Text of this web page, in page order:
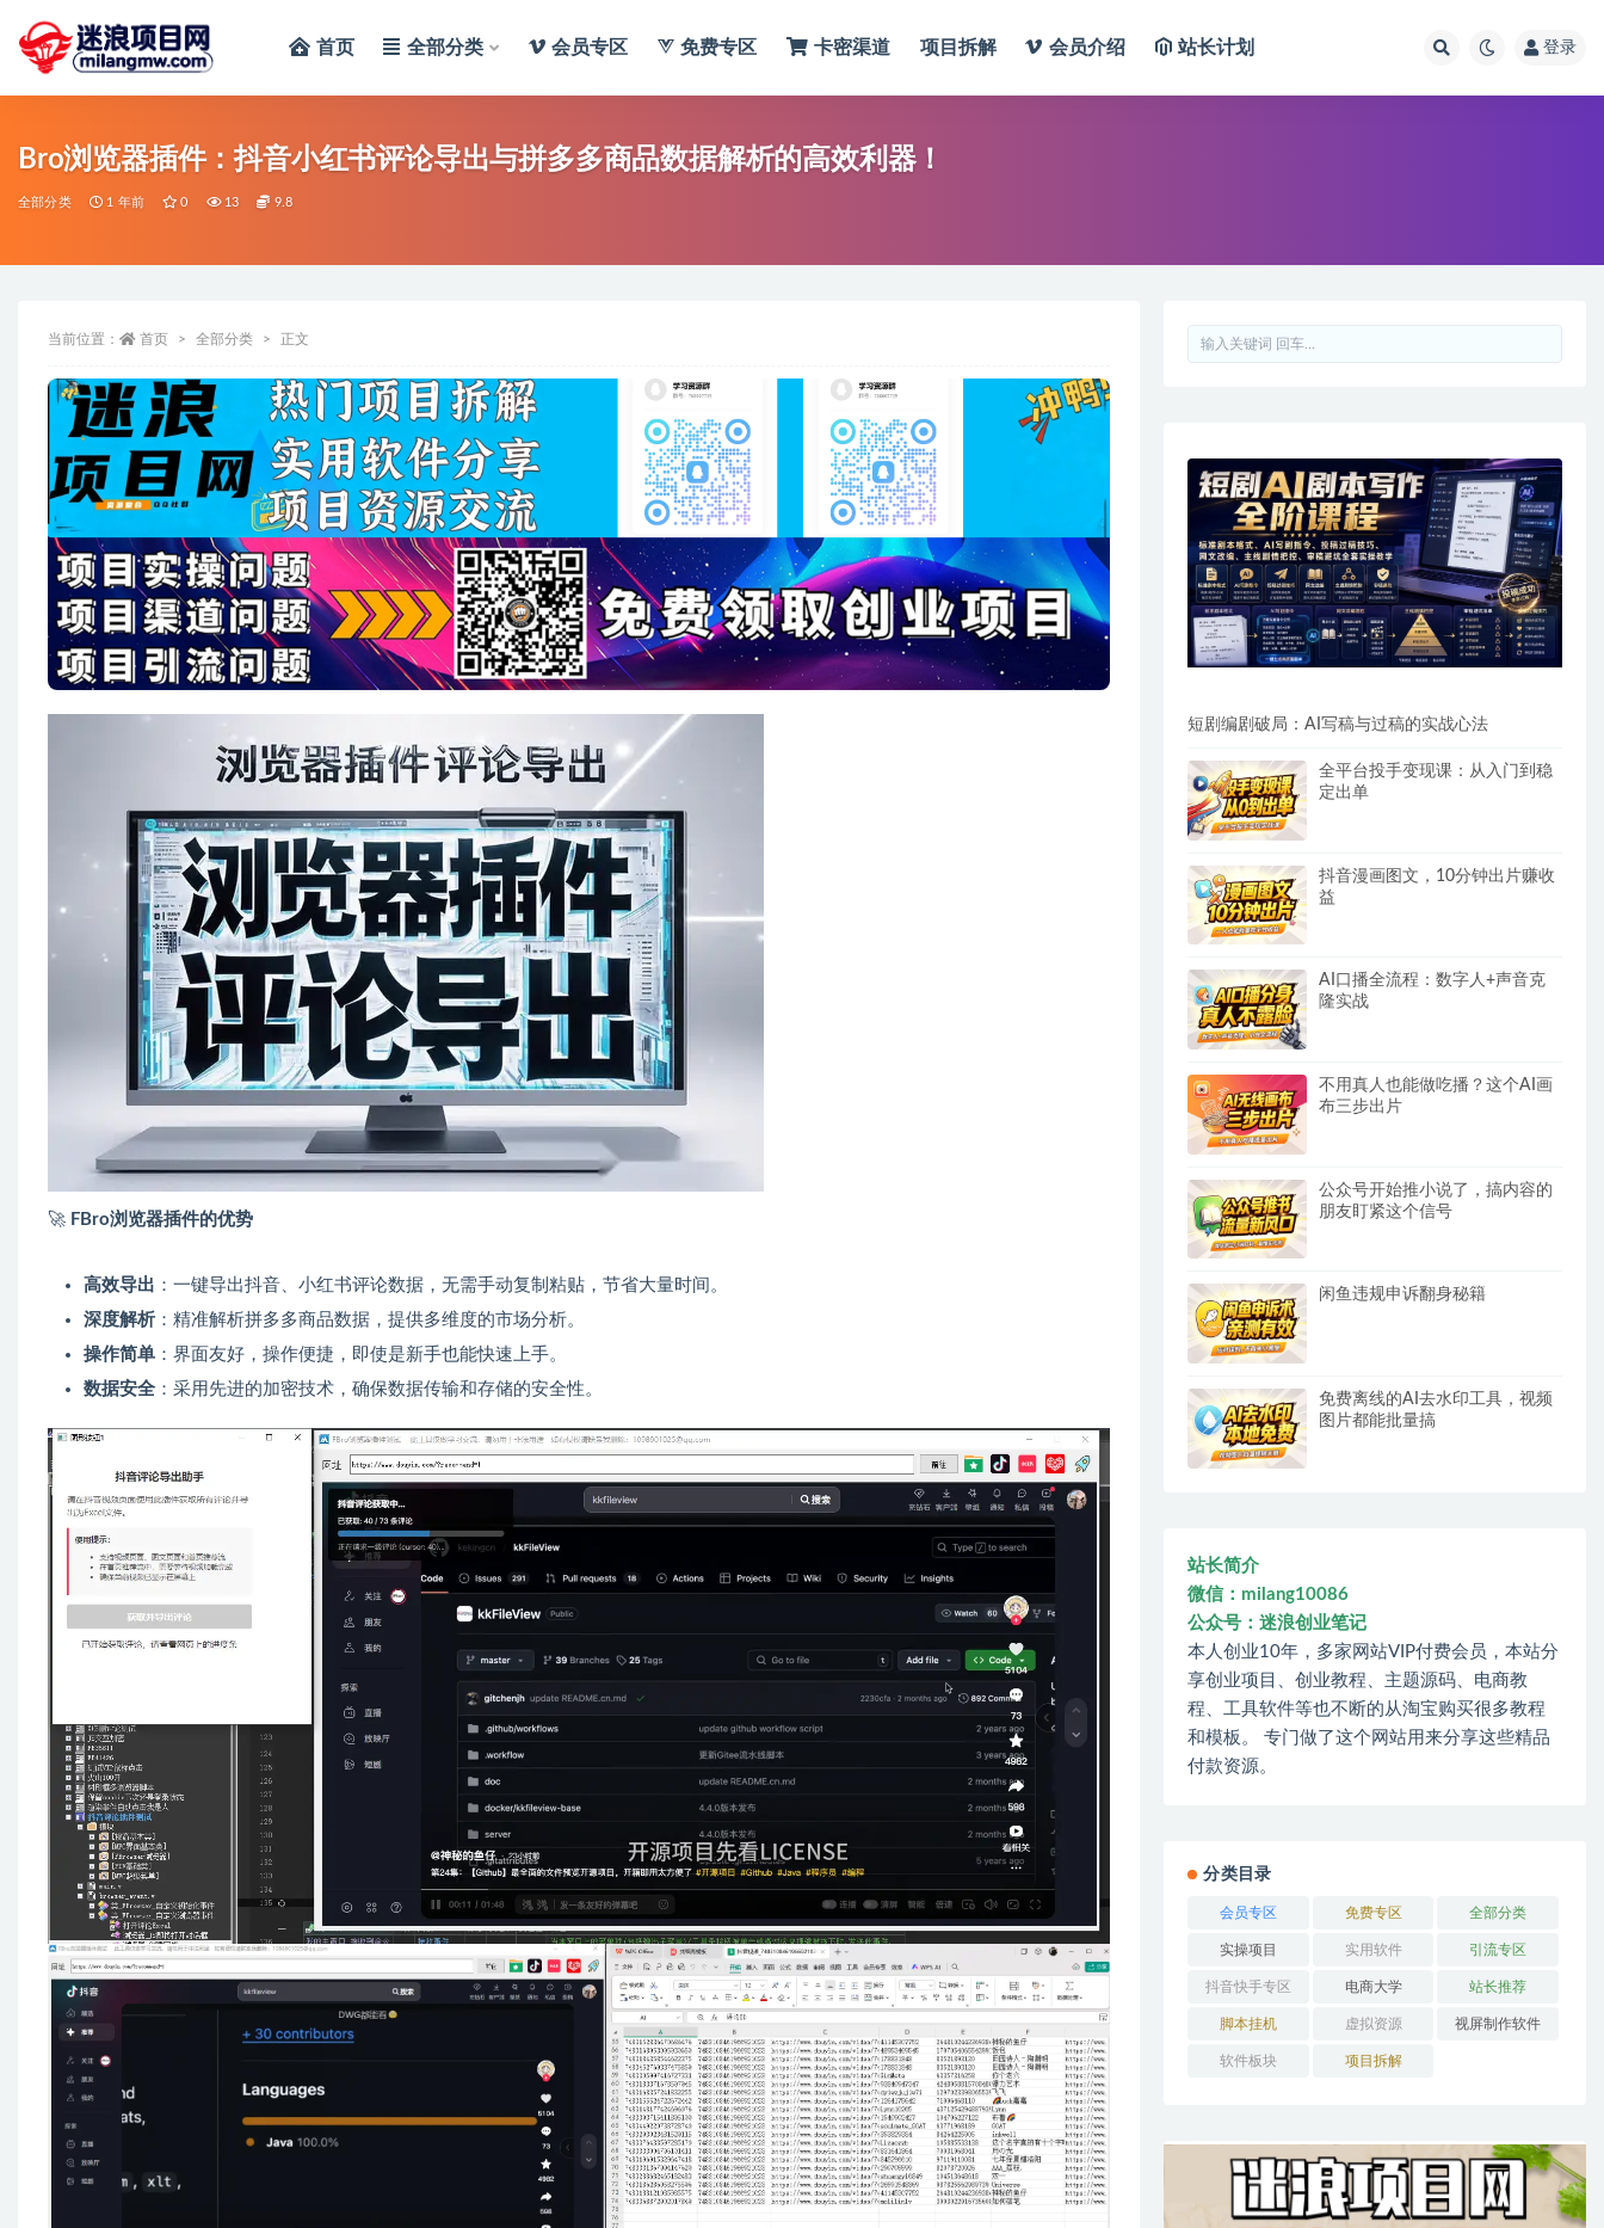
首页 全部分类 会员专区 免费专区 卡密渠道 项目拆解 会员介绍 站长计划 登录
Bro浏览器插件：抖音小红书评论导出与拼多多商品数据解析的高效利器！
全部分类 1 年前 0 13 9.8
当前位置： 首页 全部分类 正文
🚀 FBro浏览器插件的优势
高效导出 ：一键导出抖音、小红书评论数据，无需手动复制粘贴，节省大量时间。
深度解析 ：精准解析拼多多商品数据，提供多维度的市场分析。
操作简单 ：界面友好，操作便捷，即使是新手也能快速上手。
数据安全 ：采用先进的加密技术，确保数据传输和存储的安全性。
短剧编剧破局：AI写稿与过稿的实战心法
全平台投手变现课：从入门到稳
定出单
抖音漫画图文，10分钟出片赚收
益
AI口播全流程：数字人+声音克
隆实战
不用真人也能做吃播？这个AI画
布三步出片
公众号开始推小说了，搞内容的
朋友盯紧这个信号
闲鱼违规申诉翻身秘籍
免费离线的AI去水印工具，视频
图片都能批量搞
站长简介
微信：milang10086
公众号：迷浪创业笔记
本人创业10年，多家网站VIP付费会员，本站分
享创业项目、创业教程、主题源码、电商教
程、工具软件等也不断的从淘宝购买很多教程
和模板。 专门做了这个网站用来分享这些精品
付款资源。
分类目录
会员专区 免费专区 全部分类
实操项目 实用软件 引流专区
抖音快手专区 电商大学 站长推荐
脚本挂机 虚拟资源 视屏制作软件
软件板块 项目拆解